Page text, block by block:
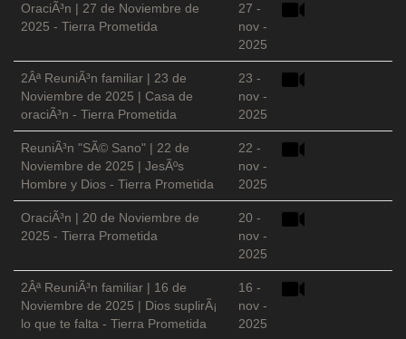
OraciÃ³n | 27 de Noviembre de
2025 - Tierra Prometida
27 -
nov -
2025
2Âª ReuniÃ³n familiar | 23 de
Noviembre de 2025 | Casa de
oraciÃ³n - Tierra Prometida
23 -
nov -
2025
ReuniÃ³n "SÃ© Sano" | 22 de
Noviembre de 2025 | JesÃºs
Hombre y Dios - Tierra Prometida
22 -
nov -
2025
OraciÃ³n | 20 de Noviembre de
2025 - Tierra Prometida
20 -
nov -
2025
2Âª ReuniÃ³n familiar | 16 de
Noviembre de 2025 | Dios suplirÃ¡
lo que te falta - Tierra Prometida
16 -
nov -
2025